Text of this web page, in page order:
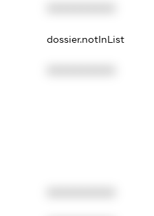
dossier.notInList